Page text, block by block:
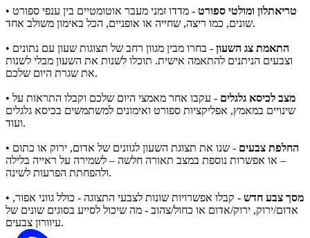
• טריאתלון ומולטי ספורט - מדדו זמני מעבר אוטומטיים בין ענפי ספורט
שונים, כמו ריצה, שחייה או אופניים, הכל באימון משולב אחד.
• התאמת צג השעון - בחרו מבין מגוון רחב של תצוגות שעון עם נתונים
וצבעים הניתנים להתאמה אישית. תוכלו לשנות את השעון מבלי לשנות
את שגרת היום שלכם.
• מצב לכיסא גלגלים - עקבו אחר מאמצי היום שלכם וקבלו התראות על
שינויים במאמץ, אפליקציות ספורט ואימונים למשתמשים בכיסא גלגלים
ועוד.
• החלפת צבעים - שנו את תצוגת השעון לגוונים של אדום, ירוק או כתום
– או אפשרות נוספת במצב תאורה חלשה – לשמירה על ראייה בלילה
ולהפחתת הפרעות לשינה.
• מסך צבע חדש - קבלו אפשרויות שונות לצבעי התצוגה - כולל גווני אפור,
אדום/ירוק, ירוק/אדום או כחול/צהוב - מה שיכול לסייע בסוגים שונים של
עיוורון צבעים.